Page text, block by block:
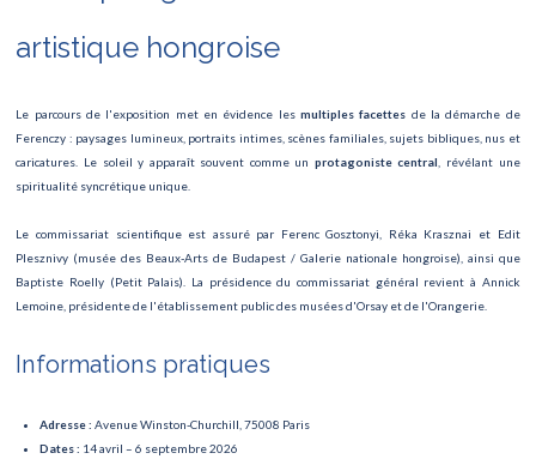
Art Paris – Foire Moderne et Contemporaine
Manga Mega Show
Les Misérables
Le Carnaval de Paris
Roland Garros
Finale Rugby
Marathon de Paris 2025
artistique hongroise
Le parcours de l'exposition met en évidence les multiples facettes de la démarche de
Ferenczy : paysages lumineux, portraits intimes, scènes familiales, sujets bibliques, nus et
caricatures. Le soleil y apparaît souvent comme un protagoniste central
, révélant une
spiritualité syncrétique unique.
Le commissariat scientifique est assuré par Ferenc Gosztonyi, Réka Krasznai et Edit
Plesznivy (musée des Beaux-Arts de Budapest / Galerie nationale hongroise), ainsi que
Baptiste Roelly (Petit Palais). La présidence du commissariat général revient à Annick
Lemoine, présidente de l'établissement public des musées d'Orsay et de l'Orangerie.
Informations pratiques
Adresse : Avenue Winston-Churchill, 75008 Paris
Dates : 14 avril – 6 septembre 2026